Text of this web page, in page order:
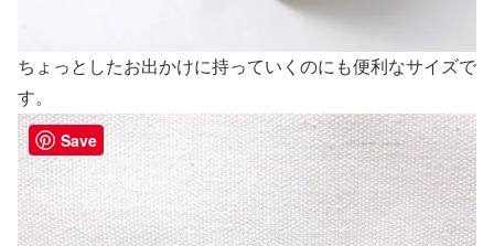
ちょっとしたお出かけに持っていくのにも便利なサイズで
す。
Save